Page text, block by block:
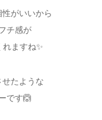
がいいから
チ感が
ますね✨
たような
です🙆